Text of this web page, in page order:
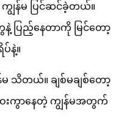
ျွန်မ ပြင်ဆင်ခဲ့တယ်။
ပြည့်နေတာကို မြင်တော့
နဲ့။
တယ်။ ချစ်မချစ်တော့
ေးကွာနေတဲ့ ကျွန်မအတွက်